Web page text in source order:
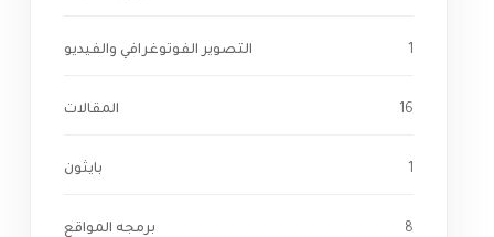
التصوير الفوتوغرافي والفيديو 1
المقالات 16
بايثون 1
برمجه المواقع 8